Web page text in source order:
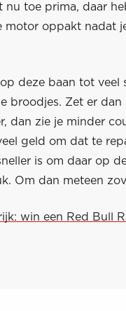
nu toe prima, daar
motor oppakt nadat
deze baan tot veel
broodjes. Zet er
dan zie je minder
geld om dat te
is om daar op
Om dan meteen
win een Red Bull